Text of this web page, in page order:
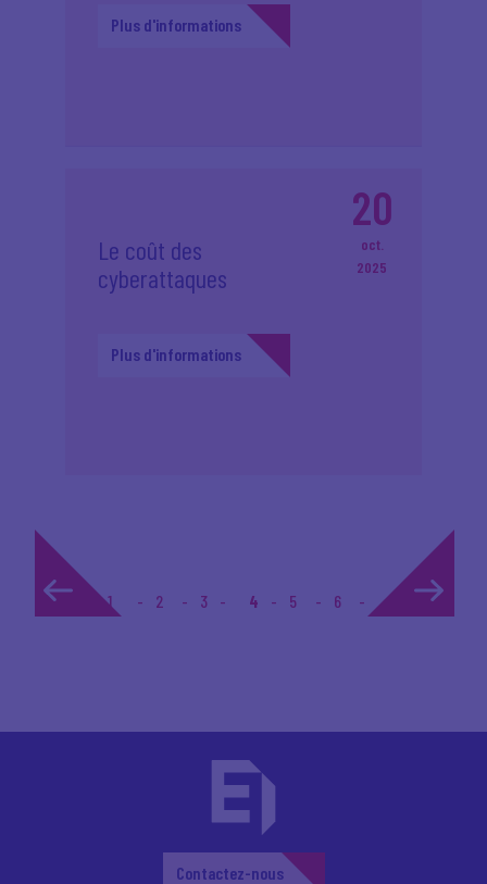
Plus d'informations
20
oct.
2025
Le coût des
cyberattaques
Plus d'informations
1 2 3 4 5 6 ... 15
Contactez-nous